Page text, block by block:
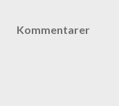
Kommentarer